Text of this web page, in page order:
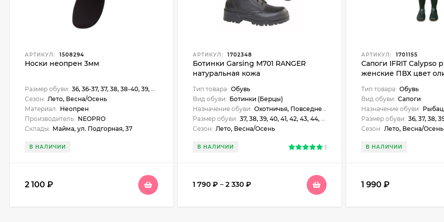
АРТИКУЛ: 1508294
Носки неопрен 3мм
Размер обуви: 36, 36-37, 37, 38, 38-40, 39, 39-40, 40
Сезон: Лето, Весна/Осень
Материал: Неопрен
Производитель: NEOPRO
Склады: Майма, ул. Подгорная, 37
В НАЛИЧИИ
2 100 ₽
АРТИКУЛ: 1702348
Ботинки Garsing M701 RANGER
натуральная кожа
Тип товара: Обувь
Вид обуви: Ботинки (Берцы)
Назначение обуви: Охотничья, Повседневная, Рыбацкая, Силовые/охранные структуры, Туристическая
Размер обуви: 37, 38, 39, 40, 41, 42, 43, 44, 45, 46, 47
Сезон: Лето, Весна/Осень
В НАЛИЧИИ 1
1 790₽ –2 330₽
АРТИКУЛ: 1701155
Сапоги IFRIT Calypso
женские ПВХ цвет
Тип товара: Обувь
Вид обуви: Сапоги
Назначение обуви:
Размер обуви: 36, 37, 38,
Сезон: Лето, Весна/Осень
В НАЛИЧИИ
1 990 ₽